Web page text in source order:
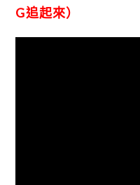
G追起來）